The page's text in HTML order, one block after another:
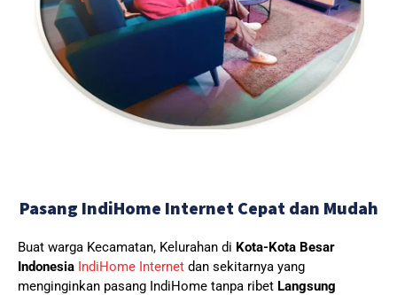
Pasang IndiHome Internet Cepat dan Mudah
Buat warga Kecamatan, Kelurahan di Kota-Kota Besar
Indonesia IndiHome Internet dan sekitarnya yang
menginginkan pasang IndiHome tanpa ribet Langsung